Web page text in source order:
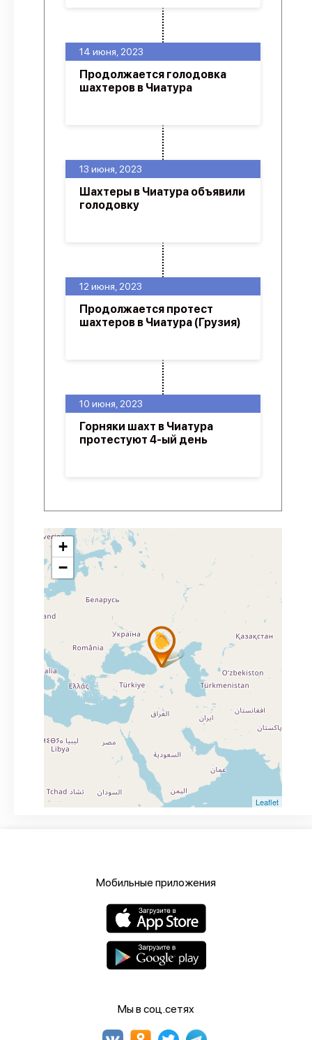
10 июня, 2023
Горняки шахт в Чиатура
протестуют 4-ый день
12 июня, 2023
Продолжается протест
шахтеров в Чиатура (Грузия)
13 июня, 2023
Шахтеры в Чиатура объявили
голодовку
14 июня, 2023
Продолжается голодовка
шахтеров в Чиатура
+
−
Leaflet
Мобильные приложения
Мы в соц.сетях